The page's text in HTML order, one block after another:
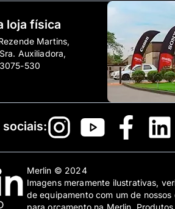
loja física
Martins,
Auxiliadora,
530
sociais:
Merlin © 2024
Imagens meramente ilustrativas,
de equipamento com um de
para orçamento na Merlin.